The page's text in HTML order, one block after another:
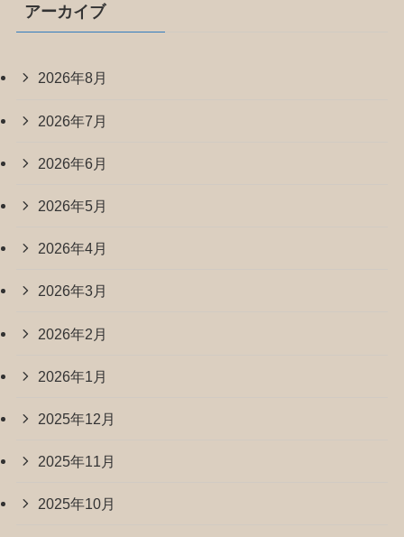
アーカイブ
2026年8月
2026年7月
2026年6月
2026年5月
2026年4月
2026年3月
2026年2月
2026年1月
2025年12月
2025年11月
2025年10月